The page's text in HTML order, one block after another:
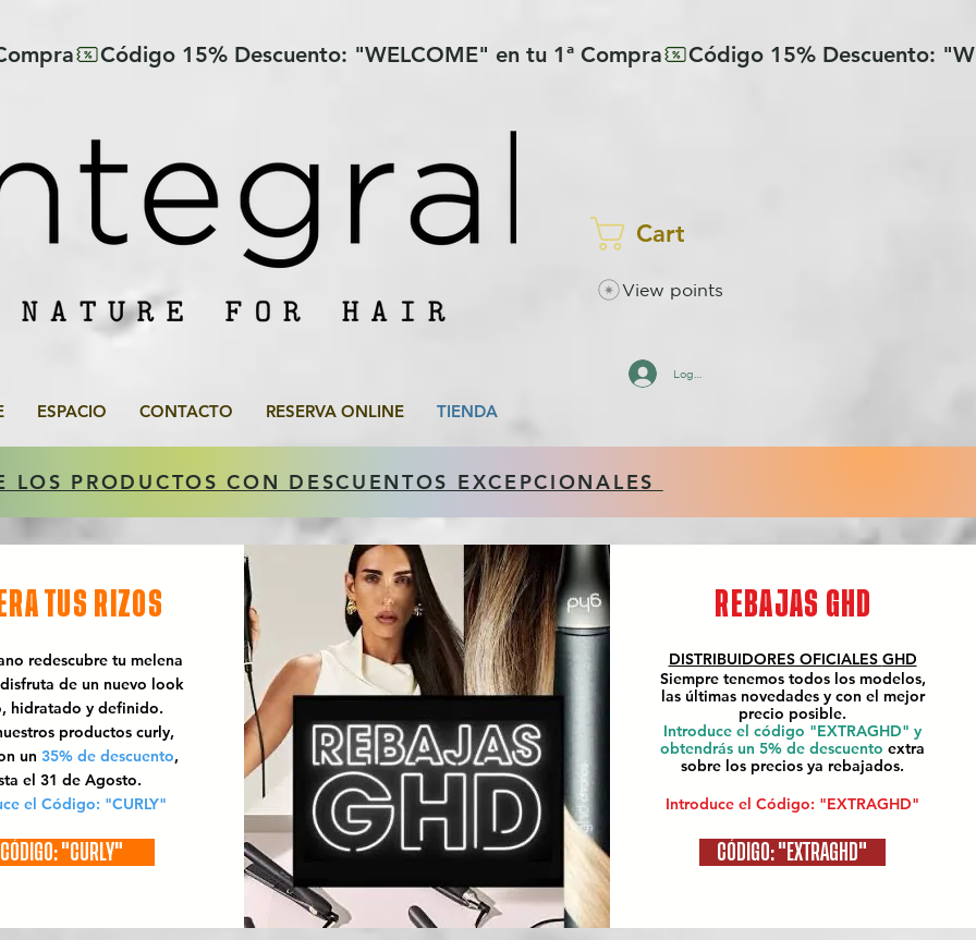
Cart
View points
Log In
ESPACIO CONTACTO RESERVA ONLINE TIENDA
LOS PRODUCTOS CON DESCUENTOS EXCEPCIONALES
TUS RIZOS
redescubre tu melena
de un nuevo look
hidratado y definido.
productos curly,
un 35% de descuento,
el 31 de Agosto.
el Código: "CURLY"
CÓDIGO: "CURLY"
REBAJAS GHD
DISTRIBUIDORES OFICIALES GHD
Siempre tenemos todos los modelos,
las últimas novedades y con el mejor
precio posible.
Introduce el código "EXTRAGHD" y
obtendrás un 5% de descuento extra
sobre los precios ya rebajados.
Introduce el Código: "EXTRAGHD"
CÓDIGO: "EXTRAGHD"